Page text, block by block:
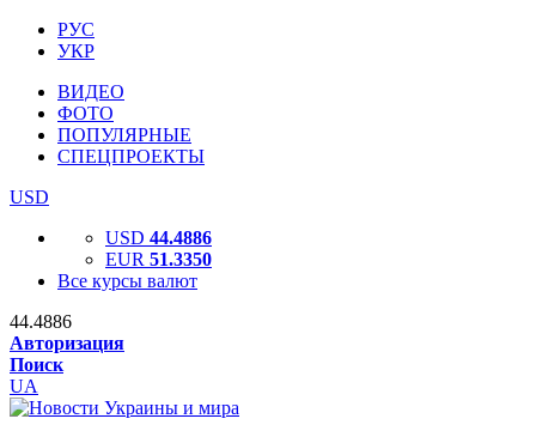
РУС
УКР
ВИДЕО
ФОТО
ПОПУЛЯРНЫЕ
СПЕЦПРОЕКТЫ
USD
USD 44.4886
EUR 51.3350
Все курсы валют
44.4886
Авторизация
Поиск
UA